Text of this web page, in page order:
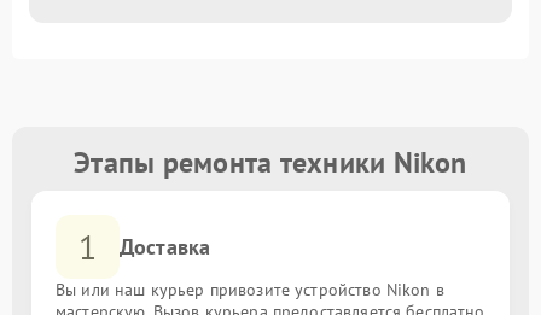
Этапы ремонта техники Nikon
1 Доставка
Вы или наш курьер привозите устройство Nikon в